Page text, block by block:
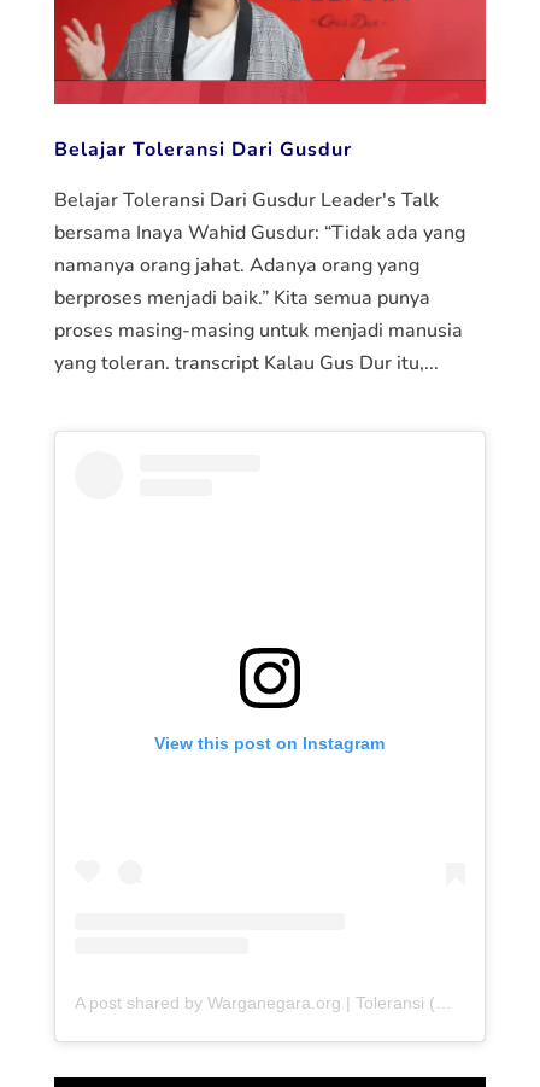
Belajar Toleransi Dari Gusdur
Belajar Toleransi Dari Gusdur Leader's Talk
bersama Inaya Wahid Gusdur: “Tidak ada yang
namanya orang jahat. Adanya orang yang
berproses menjadi baik.” Kita semua punya
proses masing-masing untuk menjadi manusia
yang toleran. transcript Kalau Gus Dur itu,...
View this post on Instagram
A post shared by Warganegara.org | Toleransi (@warganegara_org)